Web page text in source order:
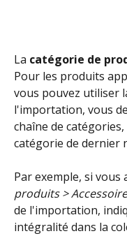
La catégorie de
Pour les produits
vous pouvez utiliser
l'importation, vous
chaîne de
catégorie de dernier
Par exemple, si vous
produits >
de l'importation,
intégralité dans la